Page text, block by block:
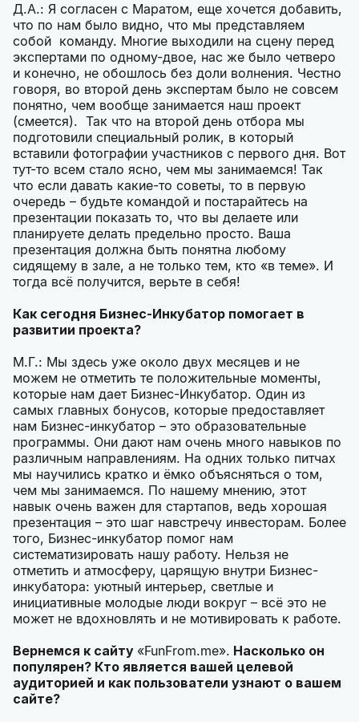
Д.А.: Я согласен с Маратом, еще хочется добавить,
что по нам было видно, что мы представляем
собой команду. Многие выходили на сцену перед
экспертами по одному-двое, нас же было четверо
и конечно, не обошлось без доли волнения. Честно
говоря, во второй день экспертам было не совсем
понятно, чем вообще занимается наш проект
(смеется). Так что на второй день отбора мы
подготовили специальный ролик, в который
вставили фотографии участников с первого дня. Вот
тут-то всем стало ясно, чем мы занимаемся! Так
что если давать какие-то советы, то в первую
очередь – будьте командой и постарайтесь на
презентации показать то, что вы делаете или
планируете делать предельно просто. Ваша
презентация должна быть понятна любому
сидящему в зале, а не только тем, кто «в теме». И
тогда всё получится, верьте в себя!
Как сегодня Бизнес-Инкубатор помогает в
развитии проекта?
М.Г.: Мы здесь уже около двух месяцев и не
можем не отметить те положительные моменты,
которые нам дает Бизнес-Инкубатор. Один из
самых главных бонусов, которые предоставляет
нам Бизнес-инкубатор – это образовательные
программы. Они дают нам очень много навыков по
различным направлениям. На одних только питчах
мы научились кратко и ёмко объясняться о том,
чем мы занимаемся. По нашему мнению, этот
навык очень важен для стартапов, ведь хорошая
презентация – это шаг навстречу инвесторам. Более
того, Бизнес-инкубатор помог нам
систематизировать нашу работу. Нельзя не
отметить и атмосферу, царящую внутри Бизнес-
инкубатора: уютный интерьер, светлые и
инициативные молодые люди вокруг – всё это не
может не вдохновлять и не мотивировать к работе.
Вернемся к сайту «FunFrom.me». Насколько он
популярен? Кто является вашей целевой
аудиторией и как пользователи узнают о вашем
сайте?